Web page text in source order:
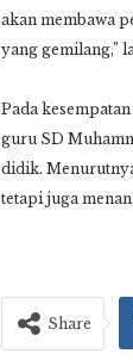
akan membawa
yang gemilang,”
Pada
guru SD
didik.
tetapi juga
Share